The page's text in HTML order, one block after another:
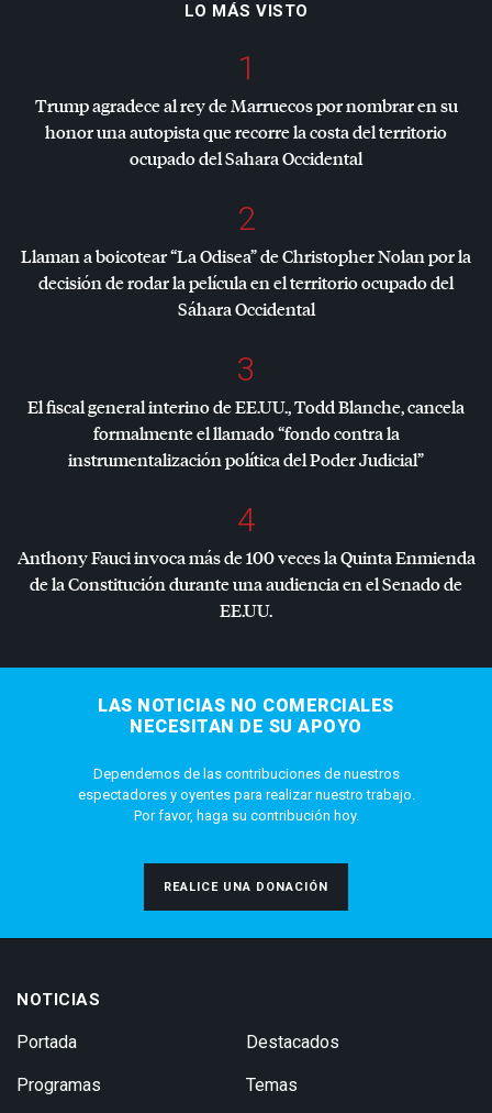
LO MÁS VISTO
1
Trump agradece al rey de Marruecos por nombrar en su
honor una autopista que recorre la costa del territorio
ocupado del Sahara Occidental
2
Llaman a boicotear “La Odisea” de Christopher Nolan por la
decisión de rodar la película en el territorio ocupado del
Sáhara Occidental
3
El fiscal general interino de EE.UU., Todd Blanche, cancela
formalmente el llamado “fondo contra la
instrumentalización política del Poder Judicial”
4
Anthony Fauci invoca más de 100 veces la Quinta Enmienda
de la Constitución durante una audiencia en el Senado de
EE.UU.
LAS NOTICIAS NO COMERCIALES
NECESITAN DE SU APOYO
Dependemos de las contribuciones de nuestros
espectadores y oyentes para realizar nuestro trabajo.
Por favor, haga su contribución hoy.
REALICE UNA DONACIÓN
NOTICIAS
Portada
Programas
Destacados
Temas